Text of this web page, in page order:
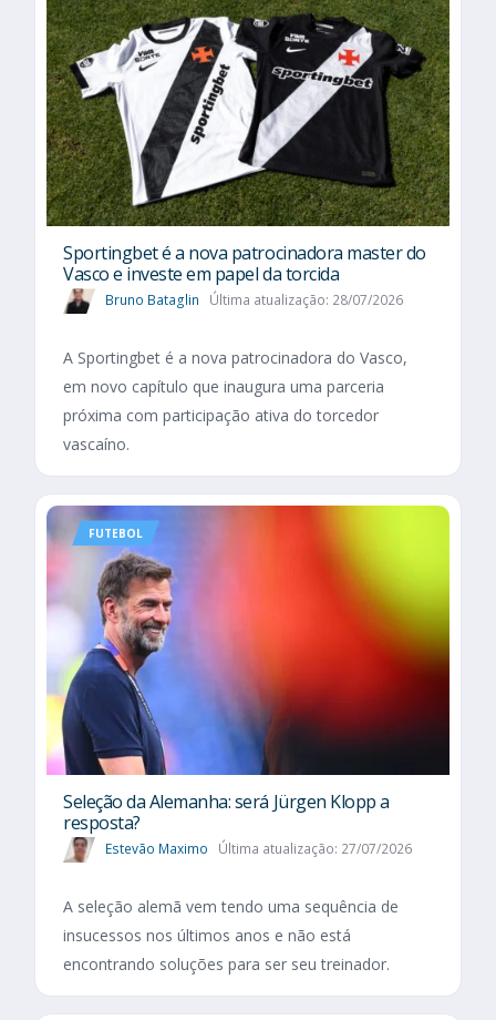
Sportingbet é a nova patrocinadora master do
Vasco e investe em papel da torcida
Bruno Bataglin Última atualização: 28/07/2026
A Sportingbet é a nova patrocinadora do Vasco,
em novo capítulo que inaugura uma parceria
próxima com participação ativa do torcedor
vascaíno.
FUTEBOL
Seleção da Alemanha: será Jürgen Klopp a
resposta?
Estevão Maximo Última atualização: 27/07/2026
A seleção alemã vem tendo uma sequência de
insucessos nos últimos anos e não está
encontrando soluções para ser seu treinador.